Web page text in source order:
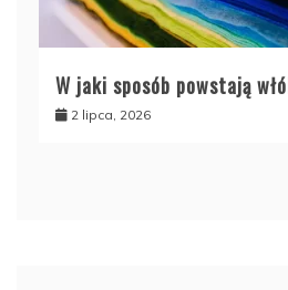
W jaki sposób powstają
2 lipca, 2026